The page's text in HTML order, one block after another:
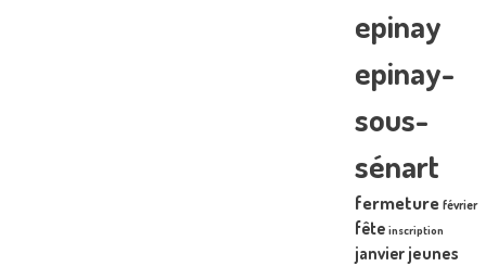
epinay
epinay-
sous-
sénart
fermeture février
fête inscription
janvier jeunes